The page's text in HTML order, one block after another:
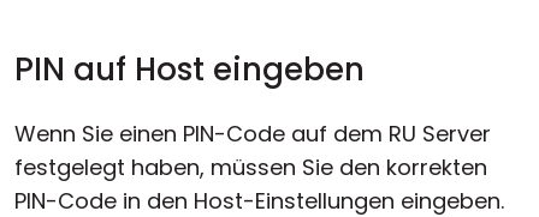
PIN auf Host eingeben
Wenn Sie einen PIN-Code auf dem RU Server
festgelegt haben, müssen Sie den korrekten
PIN-Code in den Host-Einstellungen eingeben.